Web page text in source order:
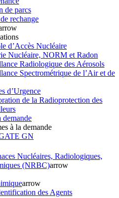
de parcs
rechange
d’Accès Nucléaire
Nucléaire, NORM et Radon
Radiologique des Aérosols
Spectrométrique de l’Air et de
d’Urgence
de la Radioprotection des
demande
à la demande
GN
Nucléaires, Radiologiques,
(NRBC)arrow
arrow
des Agents